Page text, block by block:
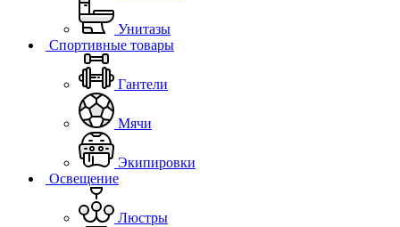
Унитазы
Спортивные товары
Гантели
Мячи
Экипировки
Освещение
Люстры